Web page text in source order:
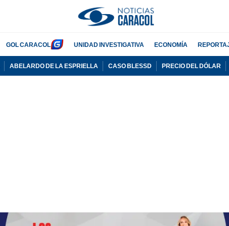
GOL CARACOL UNIDAD INVESTIGATIVA ECONOMÍA
ABELARDO DE LA ESPRIELLA CASO BLESSD PRECIO DEL DÓLAR